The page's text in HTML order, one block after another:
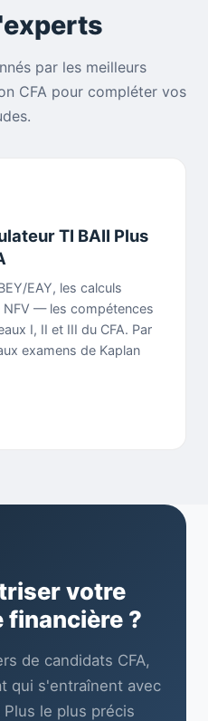
par les meilleurs
CFA pour compléter vos
TI BAII Plus
EAY, les calculs
NFV — les compétences
I, II et III du CFA. Par
examens de Kaplan
votre
?
de candidats CFA,
qui s'entraînent avec
le plus précis